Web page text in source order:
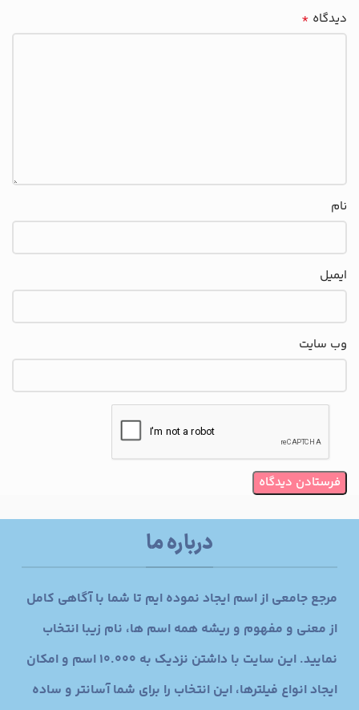
دیدگاه *
نام
ایمیل
وب‌ سایت
درباره ما
مرجع جامعی از اسم ایجاد نموده ایم تا شما با آگاهی کامل
از معنی و مفهوم و ریشه همه اسم ها، نام زیبا انتخاب
نمایید. این سایت با داشتن نزدیک به 10.000 اسم و امکان
ایجاد انواع فیلترها، این انتخاب را برای شما آسانتر و ساده